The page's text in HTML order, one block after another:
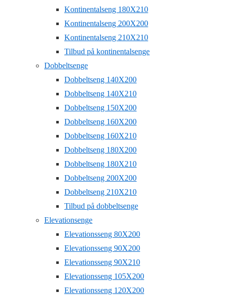
Kontinentalseng 180X210
Kontinentalseng 200X200
Kontinentalseng 210X210
Tilbud på kontinentalsenge
Dobbeltsenge
Dobbeltseng 140X200
Dobbeltseng 140X210
Dobbeltseng 150X200
Dobbeltseng 160X200
Dobbeltseng 160X210
Dobbeltseng 180X200
Dobbeltseng 180X210
Dobbeltseng 200X200
Dobbeltseng 210X210
Tilbud på dobbeltsenge
Elevationsenge
Elevationsseng 80X200
Elevationsseng 90X200
Elevationsseng 90X210
Elevationsseng 105X200
Elevationsseng 120X200